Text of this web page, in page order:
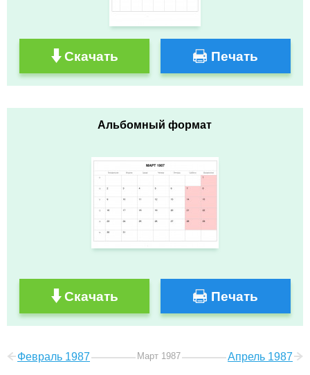
Скачать Печать
Альбомный формат
Скачать Печать
Февраль 1987 Март 1987 Апрель 1987